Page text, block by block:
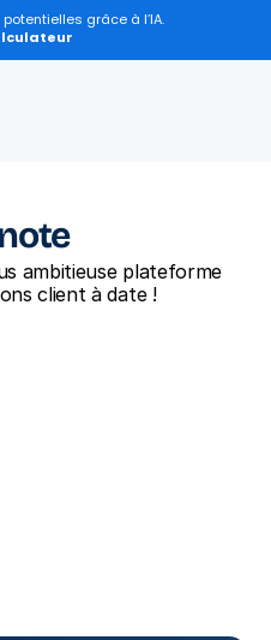
grâce à l’IA.
ambitieuse plateforme
client à date !